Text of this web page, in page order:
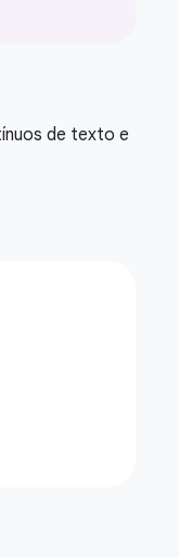
de texto e